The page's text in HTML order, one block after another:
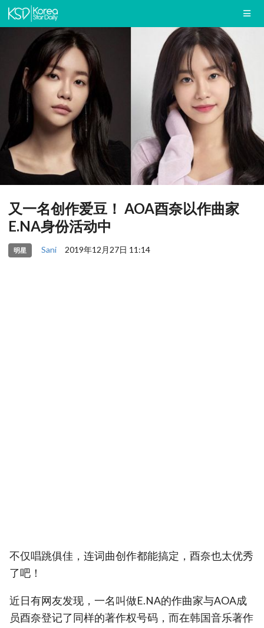
又一名创作爱豆！ AOA酉奈以作曲家
E.NA身份活动中
明星 Sani 2019年12月27日 11:14
不仅唱跳俱佳，连词曲创作都能搞定，酉奈也太优秀
了吧！
近日有网友发现，一名叫做E.NA的作曲家与AOA成
员酉奈登记了同样的著作权号码，而在韩国音乐著作